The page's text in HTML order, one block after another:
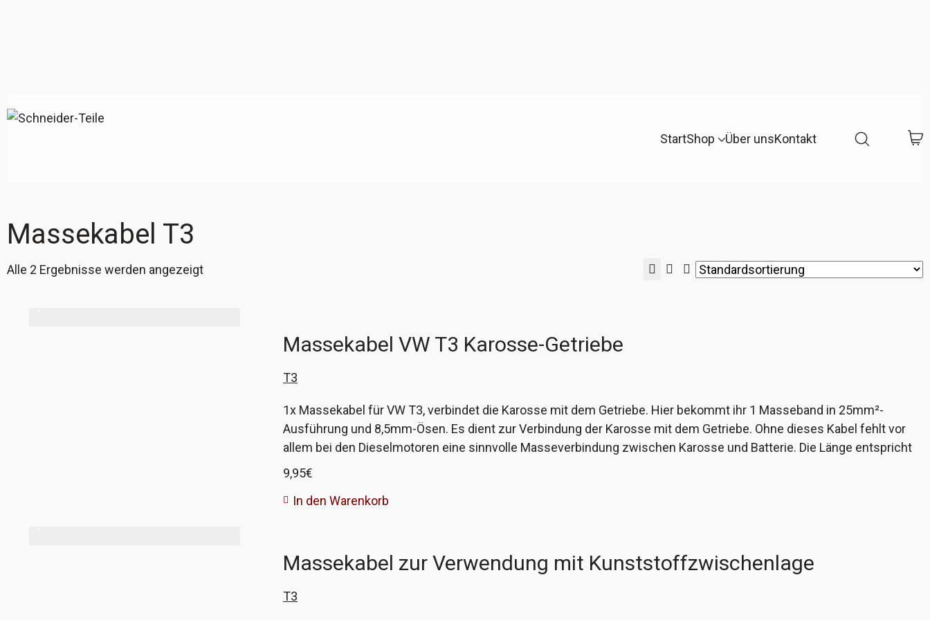
StartShop Über unsKontakt
Massekabel T3
Alle 2 Ergebnisse werden angezeigt
Massekabel VW T3 Karosse-Getriebe
T3
1x Massekabel für VW T3, verbindet die Karosse mit dem Getriebe. Hier bekommt ihr 1 Masseband in 25mm²-
Ausführung und 8,5mm-Ösen. Es dient zur Verbindung der Karosse mit dem Getriebe. Ohne dieses Kabel fehlt vor
allem bei den Dieselmotoren eine sinnvolle Masseverbindung zwischen Karosse und Batterie. Die Länge entspricht
dem Original und beträgt von Lochmitte zu Lochmitte 160mm, die Ausführung ist mit heutigen Materialien besser
9,95€
In den Warenkorb
Massekabel zur Verwendung mit Kunststoffzwischenlage
T3